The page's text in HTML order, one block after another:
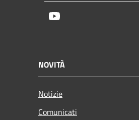
NOVITÀ
Notizie
Comunicati